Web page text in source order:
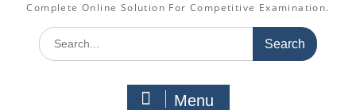
Complete Online Solution For Competitive Examination.
Menu